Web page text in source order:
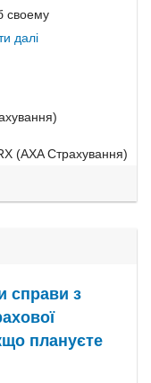
своему
далі
справи з
плануєте